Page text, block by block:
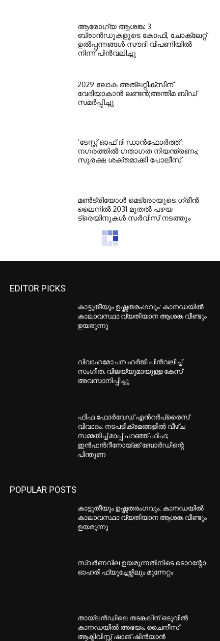
ആരോഗ്യ ആശങ്ക: 3
ബ്രാൻഡുകളുടെ കോഫി, ചോക്ലേറ്റ്
ഉൽപ്പന്നങ്ങൾ സൗദി വിപണിയിൽ
നിന്ന് പിൻവലിച്ചു
2029 ലോക അത്ലറ്റിക്സിന്
വേദിയാകാന്‍ ലണ്ടന്‍;അന്തിമ ബിഡ്
സമര്‍പ്പിച്ചു
‘ടേസ്റ്റ് ഓഫ് ദി ഡാന്‍ഫോര്‍ത്ത്’:
നഗരത്തില്‍ ഗതാഗത നിയന്ത്രണം;
സുരക്ഷ ശക്തമാക്കി പോലീസ്
മണ്‍ട്രിയോള്‍ മെട്രോയുടെ ഗ്രീന്‍
ലൈനില്‍ 2031 മുതല്‍ പഴയ
ട്രെയിനുകള്‍ സര്‍വീസ് നടത്തും
EDITOR PICKS
കാട്ടുതീയും ഉഷ്ണതരംഗവും: കാനഡയിൽ
കാലാവസ്ഥാ വ്യതിയാന ആശങ്ക വീണ്ടും
ഉയരുന്നു
വിവാഹമോചന ഹർജി പിൻവലിച്ച്
സംഗീത; വിജയ്‌യുമായുള്ള കേസ്
അവസാനിപ്പിച്ചു
ഫിഫ ഫോർവേഡ് എൻറർപ്രൈസ്
വിവാദം: നടപടിക്രമങ്ങളിൽ വീഴ്ച
സമ്മതിച്ച് മാപ്പ് പറഞ്ഞ് ഫിഫ;
ഇൻഫൻറീനോയ്ക്ക് ബോർഡിന്റെ
പിന്തുണ
POPULAR POSTS
കാട്ടുതീയും ഉഷ്ണതരംഗവും: കാനഡയിൽ
കാലാവസ്ഥാ വ്യതിയാന ആശങ്ക വീണ്ടും
ഉയരുന്നു
സ്വർണവില ഉയരുന്നതിനിടെ ടൊറന്റോ
ഓഹരി ഫ്യൂച്ചേഴ്സിലും മുന്നേറ്റം
തായ്‌ലൻഡിലെ തടങ്കലിന് ഒടുവിൽ
കാനഡയിൽ അഭയം; ചൈനീസ്
ആക്ടിവിസ്റ്റ് ഷാങ് ഷിൻയാൻ